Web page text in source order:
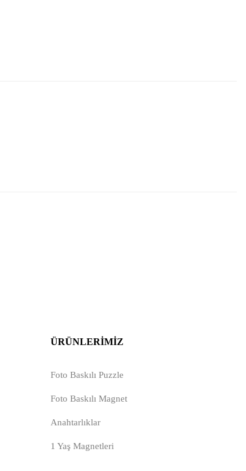
ÜRÜNLERIMIZ
Foto Baskılı Puzzle
Foto Baskılı Magnet
Anahtarlıklar
1 Yaş Magnetleri